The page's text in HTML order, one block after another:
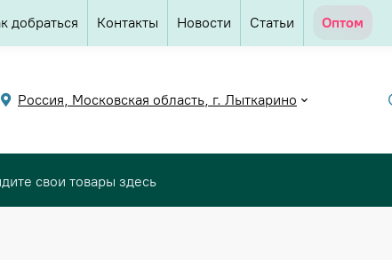
добраться Контакты Новости Статьи Оптом
Россия, Московская область, г. Лыткарино